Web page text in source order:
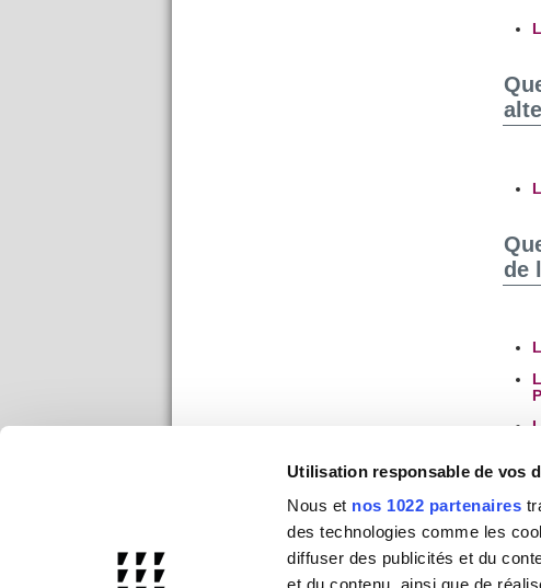
Utilisation responsable de vos
Nous et nos 1022 partenaires
des technologies comme les
diffuser des publicités et du
de